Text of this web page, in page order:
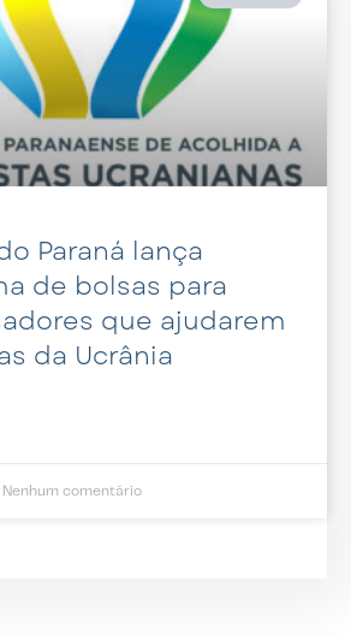
Paraná lança
de bolsas para
que ajudarem
da Ucrânia
Nenhum comentário